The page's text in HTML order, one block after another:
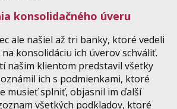
konsolidačného úveru
ale našiel až tri banky, ktoré vedeli
konsolidáciu ich úverov schváliť.
našim klientom predstavil všetky
ich s podmienkami, ktoré
musieť splniť, objasnil im ďalší
všetkých podkladov, ktoré